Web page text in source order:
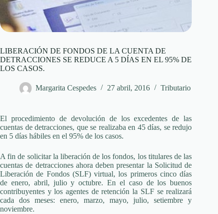
LIBERACIÓN DE FONDOS DE LA CUENTA DE
DETRACCIONES SE REDUCE A 5 DÍAS EN EL 95% DE
LOS CASOS.
Margarita Cespedes 27 abril, 2016 Tributario
El procedimiento de devolución de los excedentes de las
cuentas de detracciones, que se realizaba en 45 días, se redujo
en 5 días hábiles en el 95% de los casos.
A fin de solicitar la liberación de los fondos, los titulares de las
cuentas de detracciones ahora deben presentar la Solicitud de
Liberación de Fondos (SLF) virtual, los primeros cinco días
de enero, abril, julio y octubre. En el caso de los buenos
contribuyentes y los agentes de retención la SLF se realizará
cada dos meses: enero, marzo, mayo, julio, setiembre y
noviembre.